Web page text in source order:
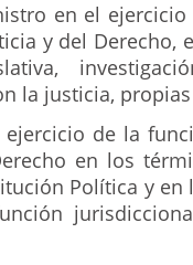
en el
y del Derecho,
la justicia,
ejercicio de la
en los
Política y